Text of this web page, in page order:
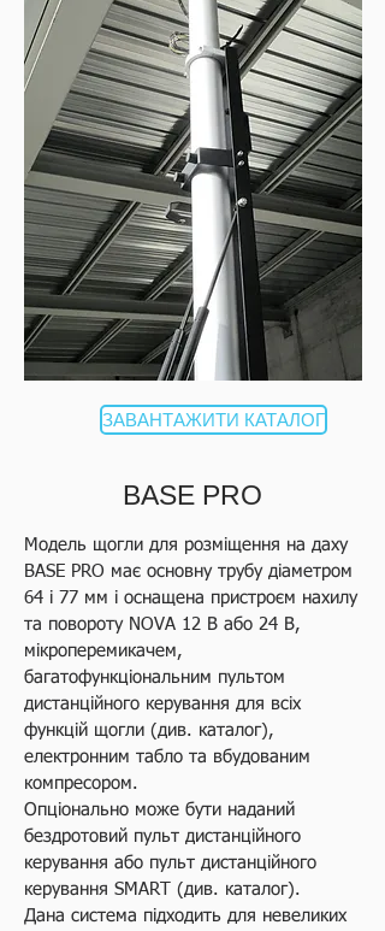
ЗАВАНТАЖИТИ КАТАЛОГ
BASE PRO
Модель щогли для розміщення на даху
BASE PRO має основну трубу діаметром
64 і 77 мм і оснащена пристроєм нахилу
та повороту NOVA 12 В або 24 В,
мікроперемикачем,
багатофункціональним пультом
дистанційного керування для всіх
функцій щогли (див. каталог),
електронним табло та вбудованим
компресором.
Опціонально може бути наданий
бездротовий пульт дистанційного
керування або пульт дистанційного
керування SMART (див. каталог).
Дана система підходить для невеликих